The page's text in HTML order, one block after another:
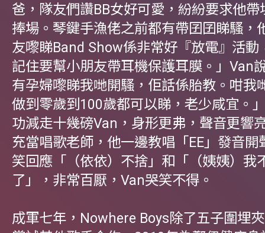
爸，隊友們讚BB女好可愛，紛紛要求他帶
捧場。琴鍵手漁佬之前都有帶囝囝睇騷，
友嚟睇Band Show係非常好『放電』活動
記住要幫小朋友帶耳機保護耳膜。」Van
有孕婦嚟睇我哋開騷，佢話係胎教。咁我
做到零歲到100歲都可以睇，老少咸宜。
功減走十幾磅Van，身形更弗，聲音更響
充當唱歌老師，他一邊教唱「EE」發音開
笑回應「（依依）不捨」和「（姨姨）我
了」，非常百厭，Van哭笑不得。
成軍七年，Nowhere Boys除了五子圍埋